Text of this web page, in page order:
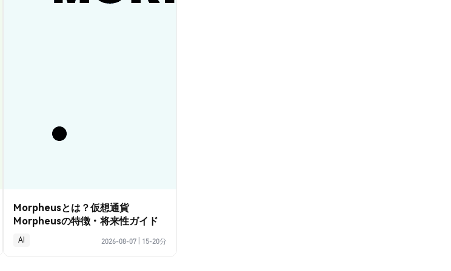
Morpheusとは？仮想通貨
Morpheusの特徴・将来性ガイド
AI 2026-08-07 15-20分